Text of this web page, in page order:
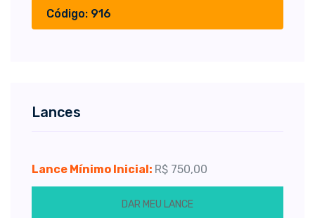
Código: 916
Lances
Lance Mínimo Inicial: R$ 750,00
DAR MEU LANCE